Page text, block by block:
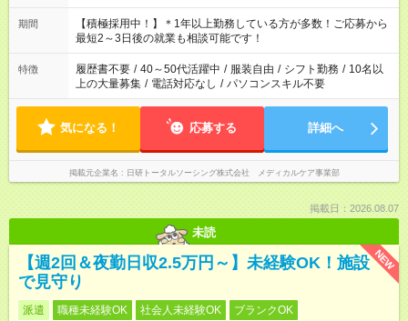
「余裕を持って夕飯の準備がしたい」 「午前中は働いて、午後
はプライベートの時間にしたい」 など、ご希望を教えてくださ
いね。 ※Wワーク希望の方へ 今ご覧のお仕事で希望する勤務時
間と、もう1つのお仕事の勤務時間。 合計で週40時間を超える
場合は応募できません。
期間
【積極採用中！】＊1年以上勤務している方が多数！ご応募から
最短2～3日後の就業も相談可能です！
特徴 履歴書不要 / 40～50代活躍中 / 服装自由 / シフト勤務 / 10名以
上の大量募集 / 電話対応なし / パソコンスキル不要
気になる！ 応募する 詳細へ
掲載元企業名 日研トータルソーシング株式会社 メディカルケア事業部
掲載日：2026.08.07
未読
NEW
【週2回＆夜勤日収2.5万円～】未経験OK！施設
で見守り
派遣 職種未経験OK 社会人未経験OK
ブランクOK